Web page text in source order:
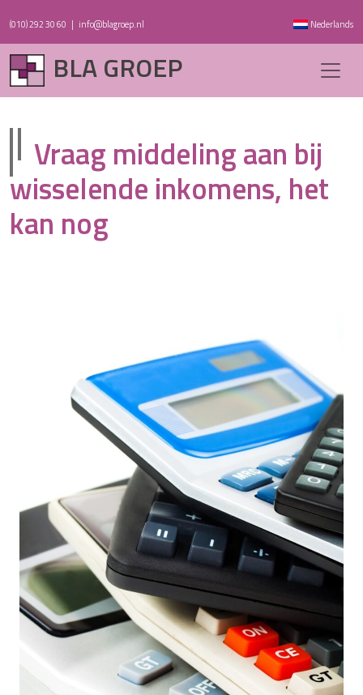
(010) 292 30 60 | info@blagroep.nl Nederlands
BLA GROEP
Vraag middeling aan bij
wisselende inkomens, het
kan nog